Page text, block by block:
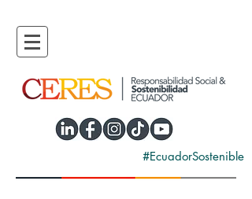
#EcuadorSostenible